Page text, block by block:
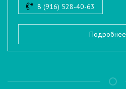
8 (916) 528-40-63
Подробнее